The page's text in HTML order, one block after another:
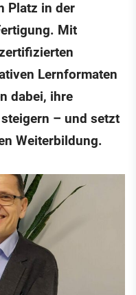
Platz in der
Mit
Lernformaten
dabei, ihre
– und setzt
Weiterbildung.